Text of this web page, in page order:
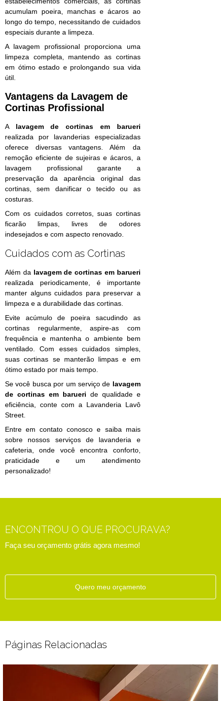
acumulam poeira, manchas e ácaros ao
longo do tempo, necessitando de cuidados
especiais durante a limpeza.
A lavagem profissional proporciona uma
limpeza completa, mantendo as cortinas
em ótimo estado e prolongando sua vida
útil.
Vantagens da Lavagem de
Cortinas Profissional
A lavagem de cortinas em barueri
realizada por lavanderias especializadas
oferece diversas vantagens. Além da
remoção eficiente de sujeiras e ácaros, a
lavagem profissional garante a
preservação da aparência original das
cortinas, sem danificar o tecido ou as
costuras.
Com os cuidados corretos, suas cortinas
ficarão limpas, livres de odores
indesejados e com aspecto renovado.
Cuidados com as Cortinas
Além da lavagem de cortinas em barueri
realizada periodicamente, é importante
manter alguns cuidados para preservar a
limpeza e a durabilidade das cortinas.
Evite acúmulo de poeira sacudindo as
cortinas regularmente, aspire-as com
frequência e mantenha o ambiente bem
ventilado. Com esses cuidados simples,
suas cortinas se manterão limpas e em
ótimo estado por mais tempo.
Se você busca por um serviço de lavagem
de cortinas em barueri de qualidade e
eficiência, conte com a Lavanderia Lavô
Street.
Entre em contato conosco e saiba mais
sobre nossos serviços de lavanderia e
cafeteria, onde você encontra conforto,
praticidade e um atendimento
personalizado!
ENCONTROU O QUE PROCURAVA?
Faça seu orçamento grátis agora mesmo!
Quero meu orçamento
Páginas Relacionadas